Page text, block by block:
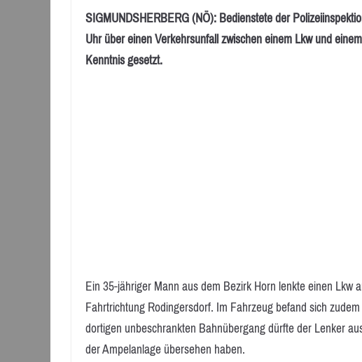
SIGMUNDSHERBERG (NÖ): Bedienstete der
Uhr über einen Verkehrsunfall zwischen einem Lkw und
Kenntnis gesetzt.
Ein 35-jähriger Mann aus dem Bezirk Horn lenkte einen Lkw
Fahrtrichtung Rodingersdorf. Im Fahrzeug befand sich
dortigen unbeschrankten Bahnübergang dürfte der Lenker
der Ampelanlage übersehen haben.